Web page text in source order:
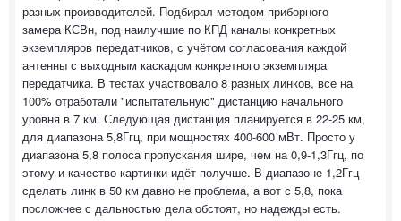
разных производителей. Подбирал методом приборного
замера КСВн, под наилучшие по КПД каналы конкретных
экземпляров передатчиков, с учётом согласования каждой
антенны с выходным каскадом конкретного экземпляра
передатчика. В тестах участвовало 8 разных линков, все на
100% отработали "испытательную" дистанцию начального
уровня в 7 км. Следующая дистанция планируется в 22-25 км,
для диапазона 5,8Ггц, при мощностях 400-600 мВт. Просто у
диапазона 5,8 полоса пропускания шире, чем на 0,9-1,3Ггц, по
этому и качество картинки идёт получше. В диапазоне 1,2Ггц
сделать линк в 50 км давно не проблема, а вот с 5,8, пока
посложнее с дальностью дела обстоят, но надежды есть.